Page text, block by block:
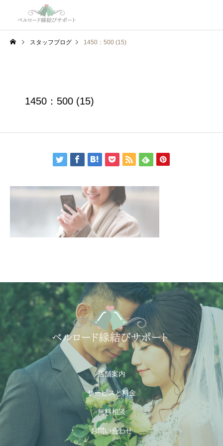
スタッフブログ 1450：500 (15)
1450：500 (15)
店舗案内
サービスと料金
無料相談
お問い合わせ